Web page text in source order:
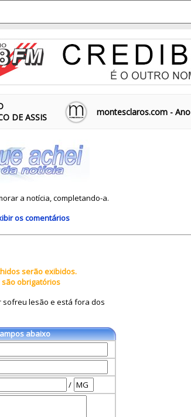
DE ASSIS
montesclaros.com -
a notícia, completando-a.
os comentários
serão exibidos.
são obrigatórios
sofreu lesão e está fora dos
abaixo
/